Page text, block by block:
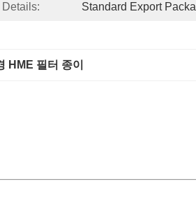
Standard Export
HME 필터 종이